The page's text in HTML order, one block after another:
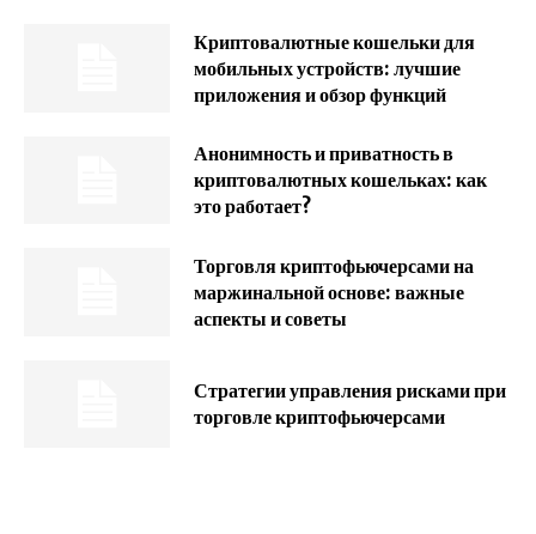
Криптовалютные кошельки для
мобильных устройств: лучшие
приложения и обзор функций
Анонимность и приватность в
криптовалютных кошельках: как
это работает?
Торговля криптофьючерсами на
маржинальной основе: важные
аспекты и советы
Стратегии управления рисками при
торговле криптофьючерсами